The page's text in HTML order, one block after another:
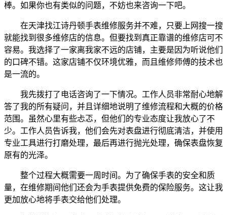
棒。如果你也有类似的问题，不妨也来咨询一下吧。
在天津找江诗丹顿手表维修服务并不难，只要上网搜一搜
就能找到很多维修店的信息。但要找到真正靠谱的维修店可不
容易。我选择了一家离我家不远的店铺，主要是因为听说他们
的口碑不错。这家店铺不仅环境优雅，而且维修师傅的技术也
是一流的。
我先拨打了电话咨询了一下情况。工作人员非常耐心地解
答了我的所有疑问，并且详细地说明了维修流程和大概的价格
范围。虽然心里有些忐忑，但他们的专业态度让我放心了不
少。工作人员告诉我，他们会先对表盘进行彻底清洁，并使用
专业工具进行打磨处理，最后再进行抛光处理，确保表盘恢复
原有的光泽。
整个过程大概需要一周时间。为了确保手表的安全和质
量，在维修期间他们还会为手表提供免费的保险服务。这让我
更加放心地将手表交给他们处理。